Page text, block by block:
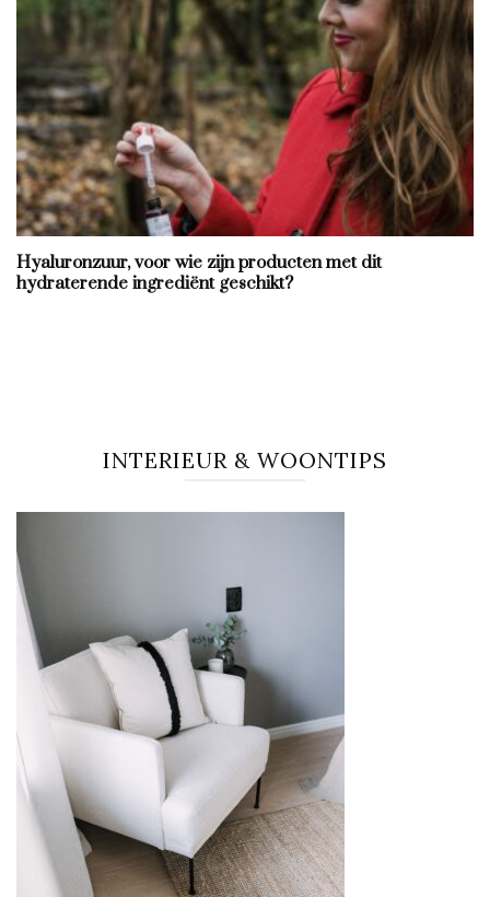
Hyaluronzuur, voor wie zijn producten met dit
hydraterende ingrediënt geschikt?
INTERIEUR & WOONTIPS